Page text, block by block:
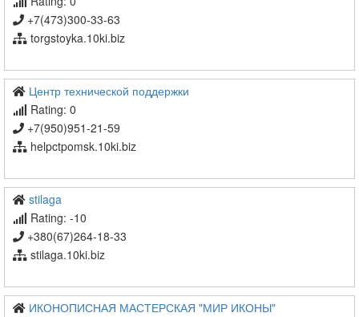
+7(473)300-33-63
torgstoyka.10ki.biz
Центр технической поддержки
Rating: 0
+7(950)951-21-59
helpctpomsk.10ki.biz
stilaga
Rating: -10
+380(67)264-18-33
stilaga.10ki.biz
ИКОНОПИСНАЯ МАСТЕРСКАЯ "МИР ИКОНЫ"